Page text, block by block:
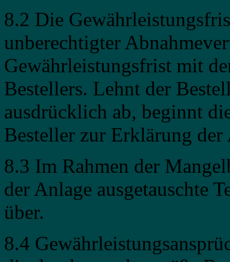
8.2 Die
unberechtigter
Gewährleistungsfrist mit
Bestellers. Lehnt der
ausdrücklich ab, beginnt
Besteller zur Erklärung der
8.3 Im Rahmen der
der Anlage ausgetauschte
über.
8.4